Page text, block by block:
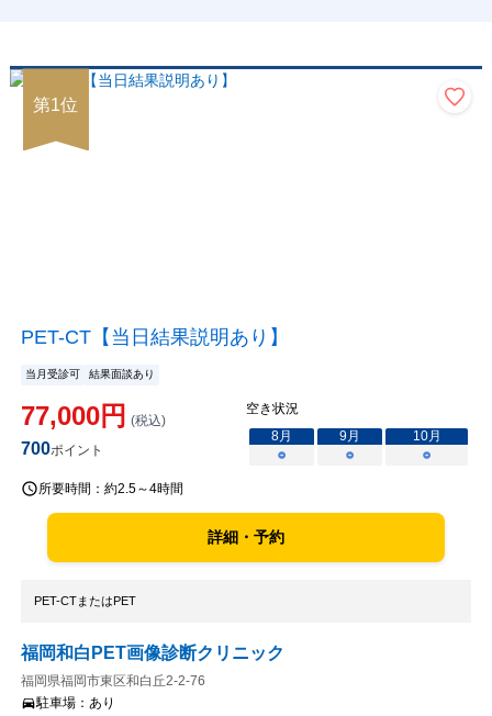
第1位
PET-CT【当日結果説明あり】
当月受診可 結果面談あり
77,000円 (税込)
700ポイント
空き状況
8月 9月 10月
○
○ ○
所要時間： 約2.5～4時間
詳細・予約
PET-CTまたはPET
福岡和白PET画像診断クリニック
福岡県福岡市東区和白丘2-2-76
駐車場： あり